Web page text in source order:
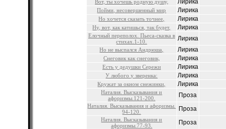
Вот, ты хочешь родную душу, Лирика
Пойми, несовершенный мир Лирика
Но хочется сказать точнее, Лирика
Ну, вот, как катишься, так будет, Лирика
Елочный переполох. Пьеса-сказка в
стихах.1-10.
Лирика
Но не выспался Андрюша, Лирика
Снеговик как снеговик, Лирика
Есть у дедушки Сережи Лирика
У любого у зверенка: Лирика
Кружат за окном снежинки, Лирика
Наталия. Высказывания и
афоризмы.121-200.
Проза
Наталия. Высказывания и афоризмы.
94-120.
Проза
Наталия. Высказывания и
афоризмы.77-93.
Проза